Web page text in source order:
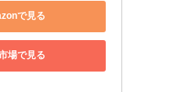
で見る
場で見る